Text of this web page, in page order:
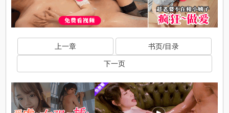
上一章 书页/目录
下一页